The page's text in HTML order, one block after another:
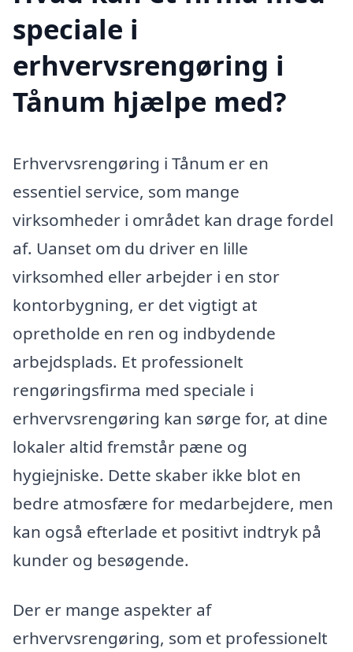
speciale i
erhvervsrengøring i
Tånum hjælpe med?
Erhvervsrengøring i Tånum er en
essentiel service, som mange
virksomheder i området kan drage fordel
af. Uanset om du driver en lille
virksomhed eller arbejder i en stor
kontorbygning, er det vigtigt at
opretholde en ren og indbydende
arbejdsplads. Et professionelt
rengøringsfirma med speciale i
erhvervsrengøring kan sørge for, at dine
lokaler altid fremstår pæne og
hygiejniske. Dette skaber ikke blot en
bedre atmosfære for medarbejdere, men
kan også efterlade et positivt indtryk på
kunder og besøgende.
Der er mange aspekter af
erhvervsrengøring, som et professionelt